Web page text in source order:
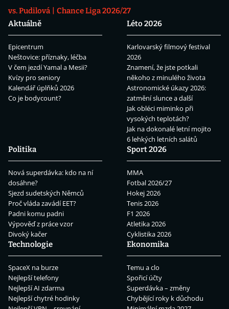
vs. Pudilová
Chance Liga 2026/27
Aktuálně
Epicentrum
Neštovice: příznaky, léčba
V čem jezdí Yamal a Mesii?
Kvízy pro seniory
Kalendář úplňků 2026
Co je bodycount?
Léto 2026
Karlovarský filmový festival
2026
Znamení, že jste potkali
někoho z minulého života
Astronomické úkazy 2026:
zatmění slunce a další
Jak obléci miminko při
vysokých teplotách?
Jak na dokonalé letní mojito
6 lehkých letních salátů
Politika
Nová superdávka: kdo na ní
dosáhne?
Sjezd sudetských Němců
Proč vláda zavádí EET?
Padni komu padni
Výpověď z práce vzor
Divoký kačer
Sport 2026
MMA
Fotbal 2026/27
Hokej 2026
Tenis 2026
F1 2026
Atletika 2026
Cyklistika 2026
Technologie
SpaceX na burze
Nejlepší telefony
Nejlepší AI zdarma
Nejlepší chytré hodinky
Ekonomika
Temu a clo
Spořicí účty
Superdávka – změny
Chybějící roky k důchodu